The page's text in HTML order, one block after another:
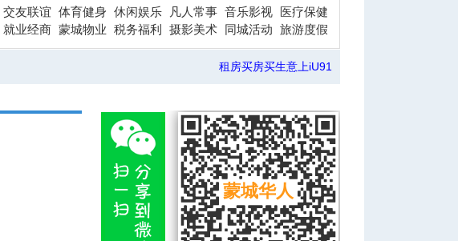
交友联谊 体育健身 休闲娱乐 凡人常事 音乐影视
医疗保健
就业经商 蒙城物业 税务福利 摄影美术 同城活动 旅游度假
租房买房买生意上iU91